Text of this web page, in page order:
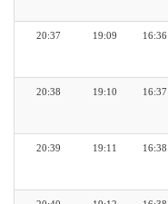
16:36
19:09
20:37
16:37
19:10
20:38
16:38
19:11
20:39